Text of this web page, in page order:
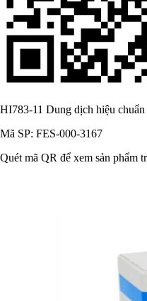
HI783-11 Dung dịch hiệu
Mã SP: FES-000-3167
Quét mã QR để xem sản phẩm